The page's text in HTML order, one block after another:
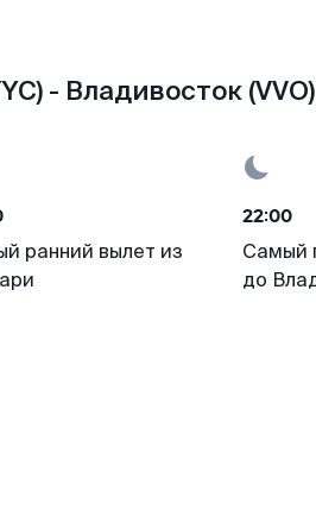
- Владивосток (VVO)
ранний вылет из
22:00
Самый
до